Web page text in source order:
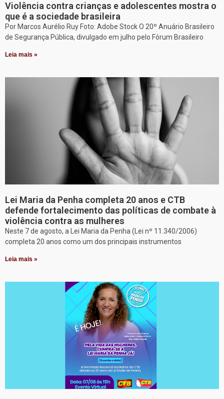
Violência contra crianças e adolescentes mostra o
que é a sociedade brasileira
Por Marcos Aurélio Ruy Foto: Adobe Stock O 20º Anuário Brasileiro
de Segurança Pública, divulgado em julho pelo Fórum Brasileiro
Leia mais »
Lei Maria da Penha completa 20 anos e CTB
defende fortalecimento das políticas de combate à
violência contra as mulheres
Neste 7 de agosto, a Lei Maria da Penha (Lei nº 11.340/2006)
completa 20 anos como um dos principais instrumentos
Leia mais »